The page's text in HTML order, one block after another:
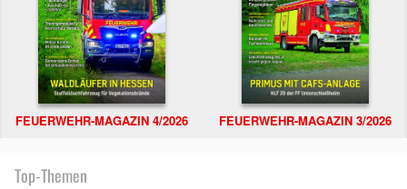
FEUERWEHR-MAGAZIN 4/2026 FEUERWEHR-MAGAZIN 3/2026
Top-Themen